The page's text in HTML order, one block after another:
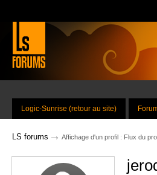
Logic-Sunrise (retour au site)
LS forums → Affichage d'un profil : Flux du